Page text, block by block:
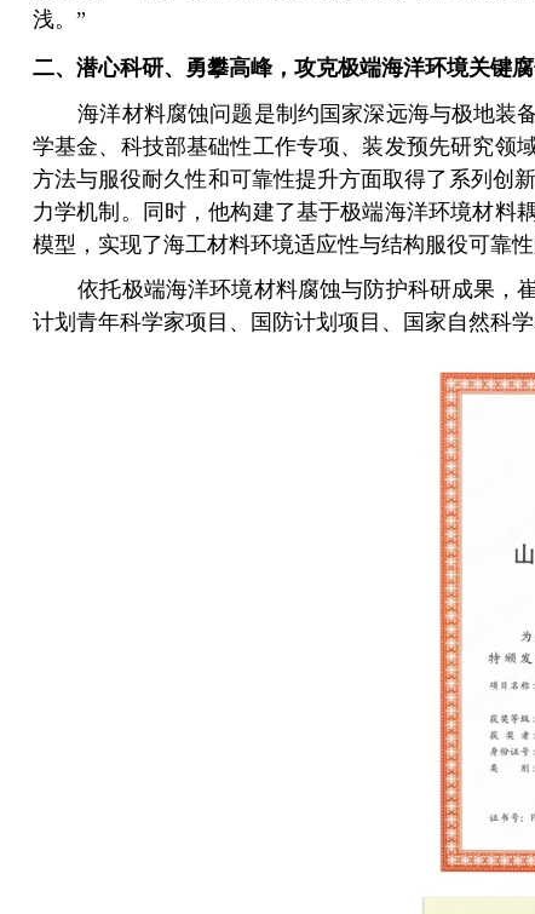
浅。”
二、潜心科研、勇攀高峰，攻克极端海洋环境关键
海洋材料腐蚀问题是制约国家深远海与极地装
学基金、科技部基础性工作专项、装发预先研究领
方法与服役耐久性和可靠性提升方面取得了系列创
力学机制。同时，他构建了基于极端海洋环境材料
模型，实现了海工材料环境适应性与结构服役可靠
依托极端海洋环境材料腐蚀与防护科研成果，
计划青年科学家项目、国防计划项目、国家自然科